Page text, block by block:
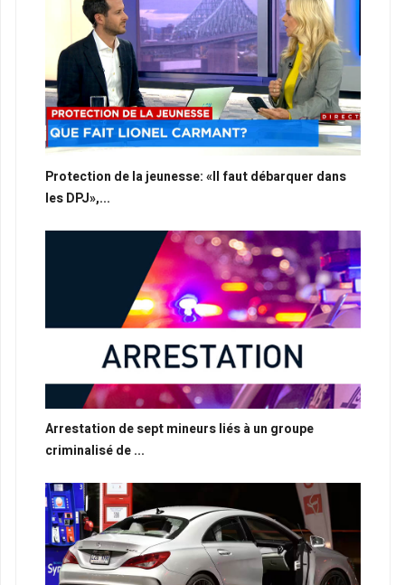
Protection de la jeunesse: «Il faut débarquer dans
les DPJ»,...
Arrestation de sept mineurs liés à un groupe
criminalisé de ...